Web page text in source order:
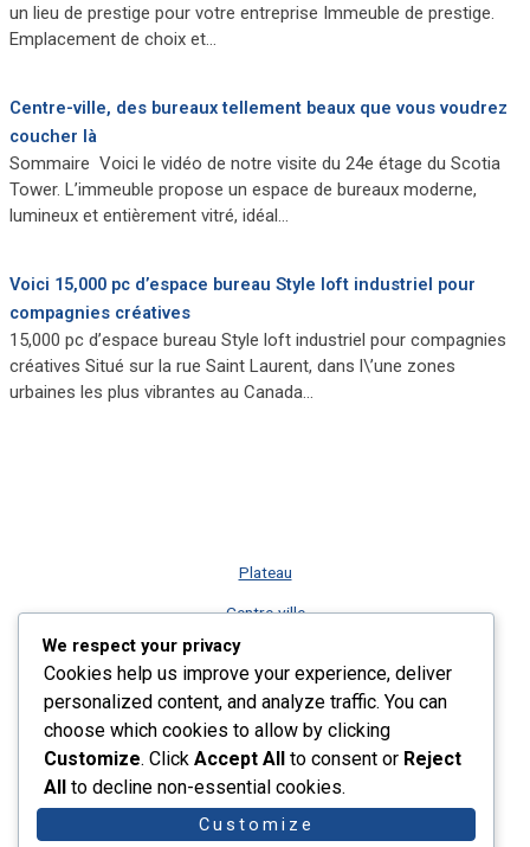
un lieu de prestige pour votre entreprise Immeuble de prestige.
Emplacement de choix et…
Centre-ville, des bureaux tellement beaux que vous voudrez
coucher là
Sommaire Voici le vidéo de notre visite du 24e étage du Scotia
Tower. L’immeuble propose un espace de bureaux moderne,
lumineux et entièrement vitré, idéal…
Voici 15,000 pc d’espace bureau Style loft industriel pour
compagnies créatives
15,000 pc d’espace bureau Style loft industriel pour compagnies
créatives Situé sur la rue Saint Laurent, dans l\’une zones
urbaines les plus vibrantes au Canada…
Plateau
Centre-ville
Vieux-Montréal
Rive-Sud
Nos services
Plus récents listings
Contact
We respect your privacy
Cookies help us improve your experience, deliver
personalized content, and analyze traffic. You can
choose which cookies to allow by clicking
Customize. Click Accept All to consent or Reject
All to decline non-essential cookies.
Customize